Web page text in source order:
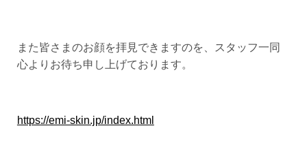
また皆さまのお顔を拝見できますのを、スタッフ一同
心よりお待ち申し上げております。
https://emi-skin.jp/index.html